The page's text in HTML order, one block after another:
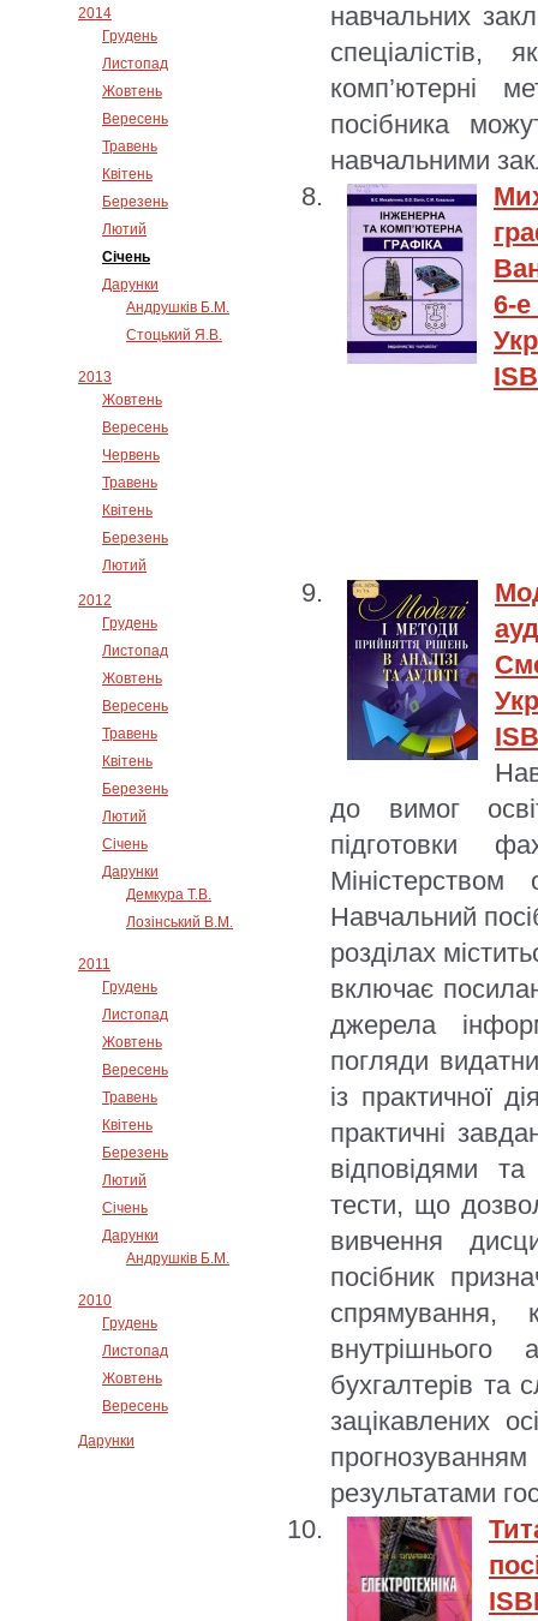
2014
Грудень
Листопад
Жовтень
Вересень
Травень
Квітень
Березень
Лютий
Січень
Дарунки
Андрушків Б.М.
Стоцький Я.В.
2013
Жовтень
Вересень
Червень
Травень
Квітень
Березень
Лютий
2012
Грудень
Листопад
Жовтень
Вересень
Травень
Квітень
Березень
Лютий
Січень
Дарунки
Демкура Т.В.
Лозінський В.М.
2011
Грудень
Листопад
Жовтень
Вересень
Травень
Квітень
Березень
Лютий
Січень
Дарунки
Андрушків Б.М.
2010
Грудень
Листопад
Жовтень
Вересень
Дарунки
навчальних
спеціалістів,
комп’ютерні
посібника
навчальними
6-
до вимог
підготовки
Навчальний
розділах
включає
джерела
погляди
із практичної
практичні
відповідями
тести, що
вивчення
посібник
спрямування,
внутрішнього
бухгалтерів та
зацікавлених
результатами